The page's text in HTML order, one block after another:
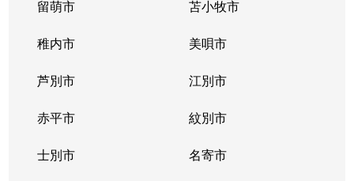
留萌市 苫小牧市
稚内市 美唄市
芦別市 江別市
赤平市 紋別市
士別市 名寄市